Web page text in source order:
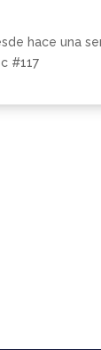
hace una
#117